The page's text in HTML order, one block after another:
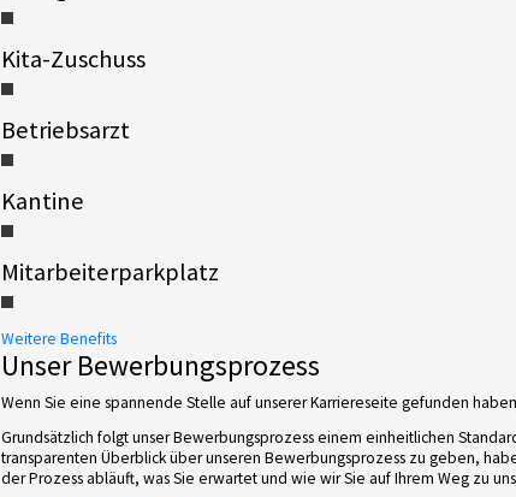
Kita-Zuschuss
Betriebsarzt
Kantine
Mitarbeiterparkplatz
Weitere Benefits
Unser Bewerbungsprozess
Wenn Sie eine spannende Stelle auf unserer Karriereseite gefunden
Grundsätzlich folgt unser Bewerbungsprozess einem einheitlichen
transparenten Überblick über unseren Bewerbungsprozess zu geben,
der Prozess abläuft, was Sie erwartet und wie wir Sie auf Ihrem Weg zu